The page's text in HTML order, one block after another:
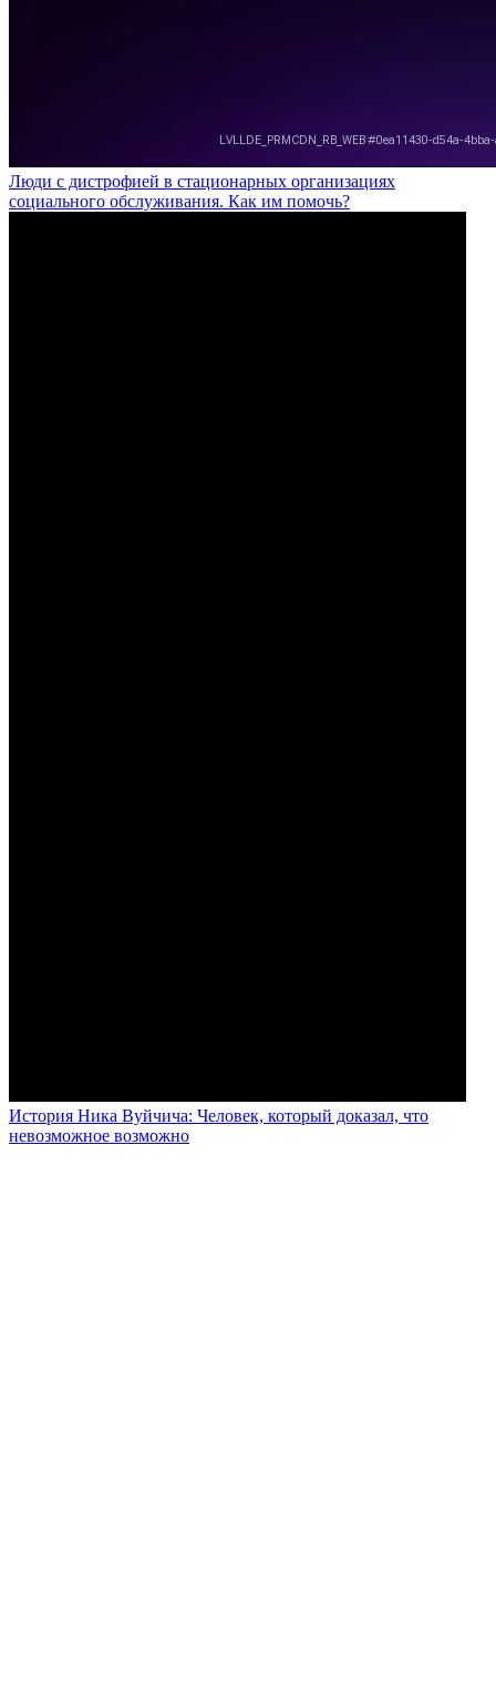
Люди с дистрофией в стационарных организациях
социального обслуживания. Как им помочь?
История Ника Вуйчича: Человек, который доказал, что
невозможное возможно